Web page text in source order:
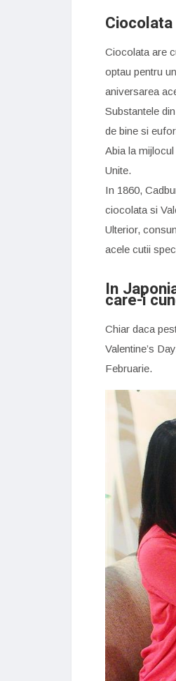
Ciocolata are
optau pentru
aniversarea
Substantele
de bine si
Abia la
Unite.
In 1860,
ciocolata si
Ulterior,
acele cutii
In
care-i
Chiar daca
Valentine’s
Februarie.